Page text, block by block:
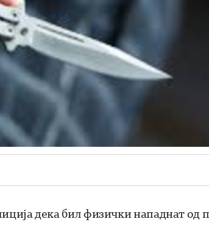
дека бил физички нападнат од